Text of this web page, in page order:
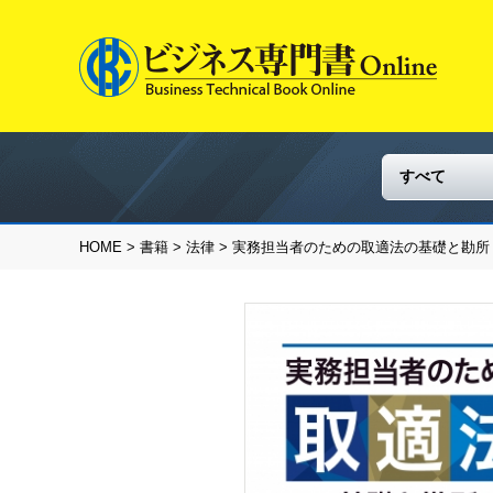
HOME > 書籍 > 法律 > 実務担当者のための取適法の基礎と勘所